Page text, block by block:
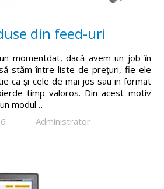
din feed-uri
momentdat, dacă avem un job în
stăm între liste de prețuri, fie ele
ca și cele de mai jos sau in format
timp valoros. Din acest motiv
modul…
Administrator